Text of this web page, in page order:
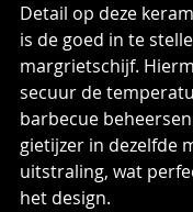
Detail op deze
is de goed in te
margrietschijf.
secuur de
barbecue
gietijzer in dezelfde
uitstraling, wat
het design.